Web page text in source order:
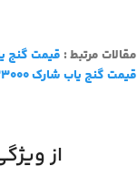
مقالات مرتبط : قیمت گنج
قیمت گنج یاب شارک 33000
از